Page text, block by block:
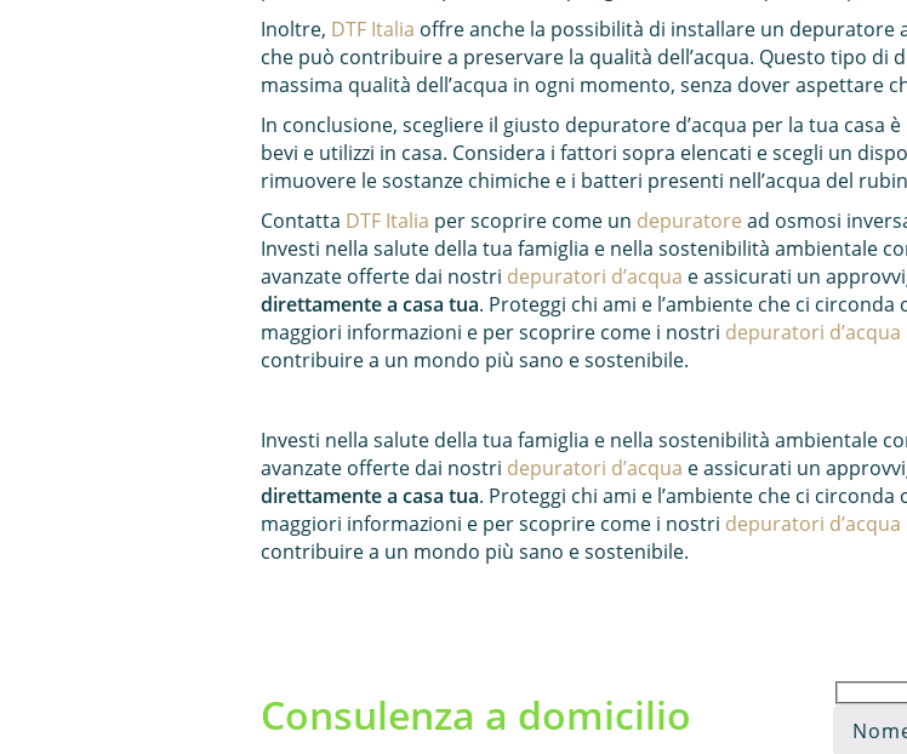
Inoltre, DTF Italia offre anche la possibilità di installare un
che può contribuire a preservare la qualità dell’acqua. Questo tipo di
massima qualità dell’acqua in ogni momento, senza dover aspettare
In conclusione, scegliere il giusto depuratore d’acqua per la tua casa
bevi e utilizzi in casa. Considera i fattori sopra elencati e scegli un
rimuovere le sostanze chimiche e i batteri presenti nell’acqua del
Contatta DTF Italia per scoprire come un depuratore ad osmosi
Investi nella salute della tua famiglia e nella sostenibilità ambientale
avanzate offerte dai nostri depuratori d’acqua e assicurati un
direttamente a casa tua. Proteggi chi ami e l’ambiente che ci
maggiori informazioni e per scoprire come i nostri depuratori d’acqua
contribuire a un mondo più sano e sostenibile.
Investi nella salute della tua famiglia e nella sostenibilità ambientale
avanzate offerte dai nostri depuratori d’acqua e assicurati un
direttamente a casa tua. Proteggi chi ami e l’ambiente che ci
maggiori informazioni e per scoprire come i nostri depuratori d’acqua
contribuire a un mondo più sano e sostenibile.
Consulenza a domicilio